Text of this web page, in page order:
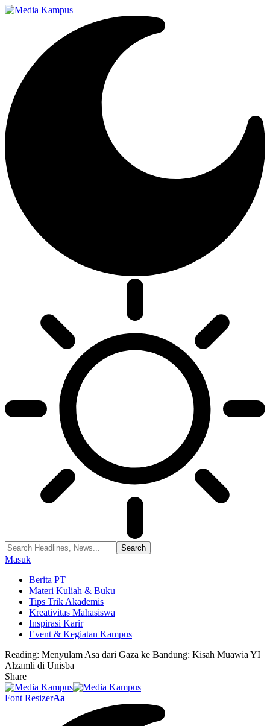
Masuk
Berita PT
Materi Kuliah & Buku
Tips Trik Akademis
Kreativitas Mahasiswa
Inspirasi Karir
Event & Kegiatan Kampus
Reading: Menyulam Asa dari Gaza ke Bandung: Kisah Muawia YI
Alzamli di Unisba
Share
Font ResizerAa